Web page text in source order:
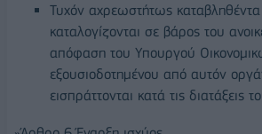
Τυχόν αχρεωστήτως
καταλογίζονται σε βάρος του
απόφαση του Υπουργού
εξουσιοδοτημένου από αυτόν
εισπράττονται κατά τις διατάξεις